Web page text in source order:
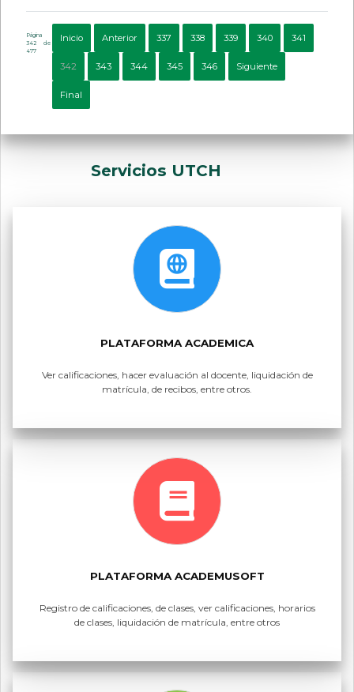
Página
342 de
477
Inicio Anterior 337 338 339 340 341
342 343 344 345 346 Siguiente
Final
Servicios UTCH
PLATAFORMA ACADEMICA
Ver calificaciones, hacer evaluación al docente, liquidación de
matrícula, de recibos, entre otros.
PLATAFORMA ACADEMUSOFT
Registro de calificaciones, de clases, ver calificaciones, horarios
de clases, liquidación de matrícula, entre otros